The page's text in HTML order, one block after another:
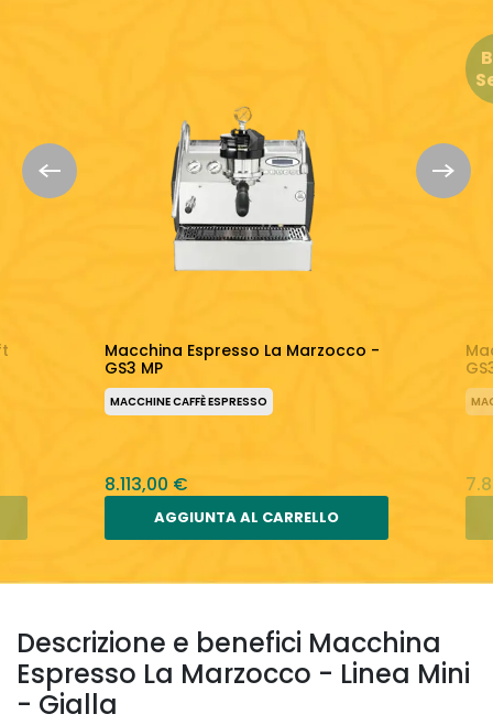
Macchina Espresso La Marzocco -
GS3 MP
MACCHINE CAFFÈ ESPRESSO
8.113,00 €
AGGIUNTA AL CARRELLO
Descrizione e benefici Macchina
Espresso La Marzocco - Linea Mini
- Gialla